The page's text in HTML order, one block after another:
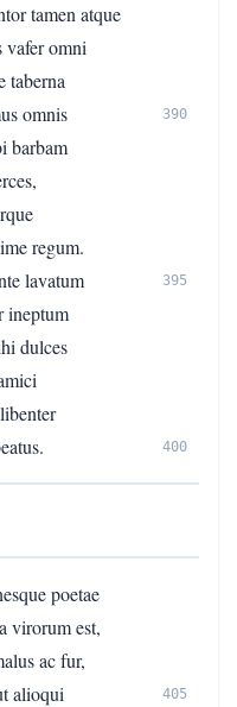
tamen atque
vafer omni
taberna
omnis
390
barbam
regum.
lavatum
395
ineptum
dulces
400
poetae
virorum est,
ac fur,
alioqui
405